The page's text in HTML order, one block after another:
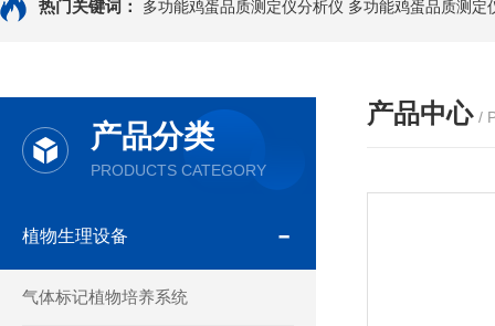
热门关键词： 多功能鸡蛋品质测定仪分析仪 多功能鸡蛋品质测定
产品分类
PRODUCTS CATEGORY
植物生理设备
气体标记植物培养系统
产品中心 /